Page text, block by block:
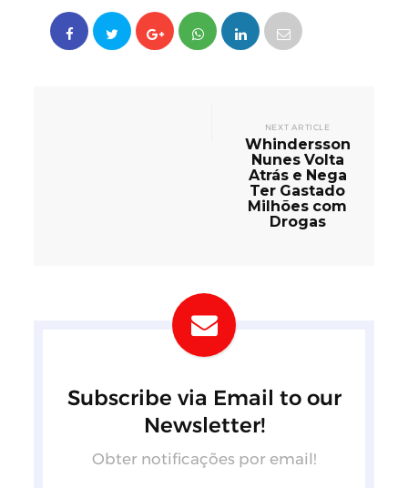
NEXT ARTICLE
Whindersson
Nunes Volta
Atrás e Nega
Ter Gastado
Milhões com
Drogas
Subscribe via Email to our
Newsletter!
Obter notificações por email!